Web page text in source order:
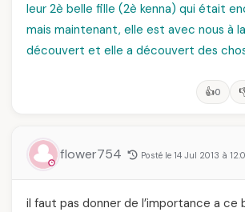
leur 2è belle fille (2è kenna) qui était
mais maintenant, elle est avec nous à la
découvert et elle a découvert des
👍0
flower754 Posté le 14 Jul 2013 à
il faut pas donner de l’importance a ce